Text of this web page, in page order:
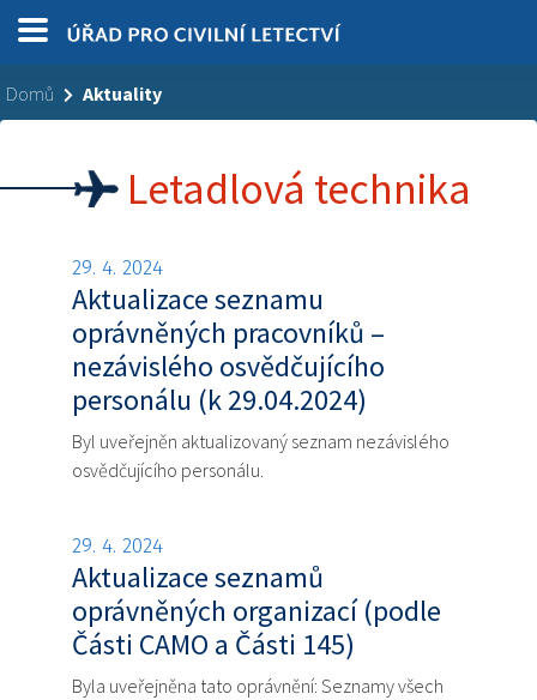
Domů Aktuality
Letadlová technika
29. 4. 2024
Aktualizace seznamu
oprávněných pracovníků –
nezávislého osvědčujícího
personálu (k 29.04.2024)
Byl uveřejněn aktualizovaný seznam nezávislého
osvědčujícího personálu.
29. 4. 2024
Aktualizace seznamů
oprávněných organizací (podle
Části CAMO a Části 145)
Byla uveřejněna tato oprávnění: Seznamy všech